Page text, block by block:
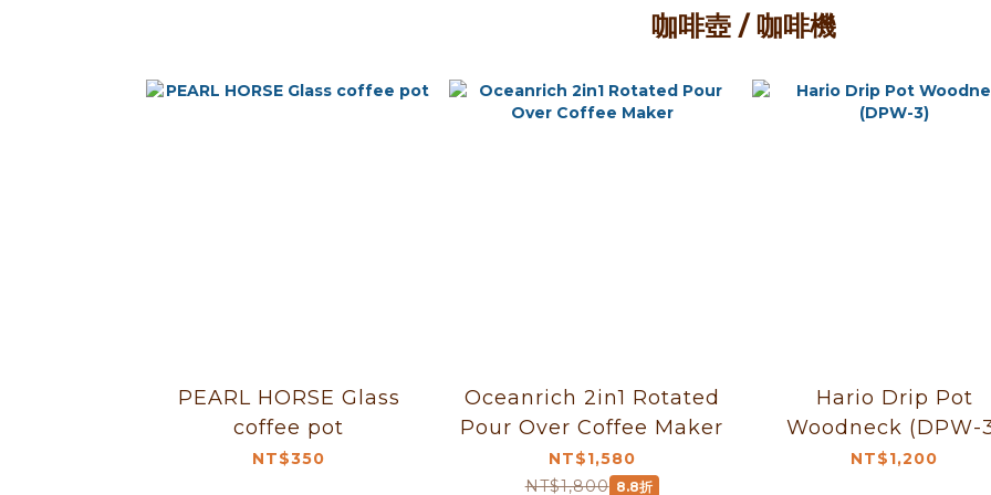
咖啡壺 / 咖啡機
PEARL HORSE Glass
coffee pot
NT$350
Oceanrich 2in1 Rotated
Pour Over Coffee Maker
NT$1,580
NT$1,800 8.8折
Hario Drip Pot
Woodneck
NT$1,200